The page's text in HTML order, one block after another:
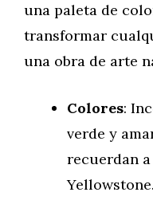
una paleta de
transformar
una obra de arte
Colores:
verde y
recuerdan
Yellowstone.